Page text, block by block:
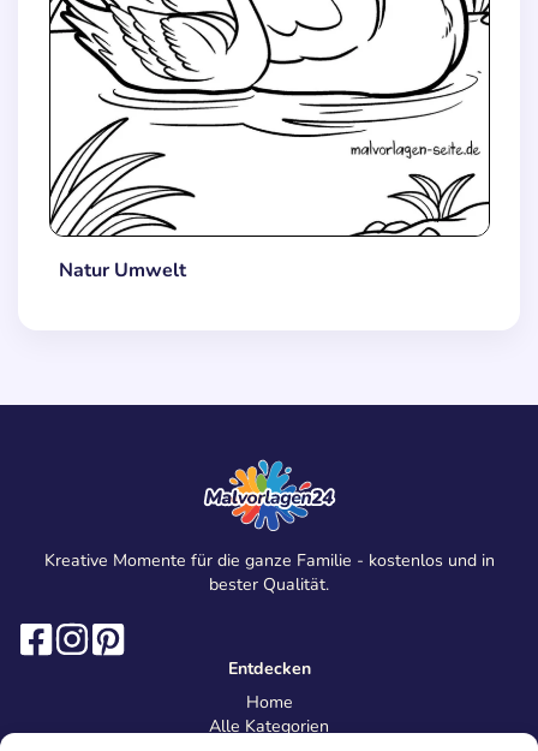
Natur Umwelt
Kreative Momente für die ganze Familie - kostenlos und in
bester Qualität.
Entdecken
Home
Alle Kategorien